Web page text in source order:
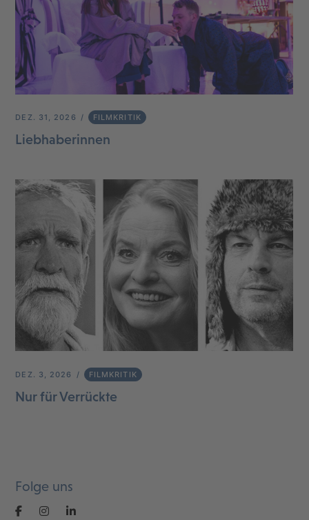
DEZ. 31, 2026 FILMKRITIK
Liebhaberinnen
DEZ. 3, 2026 FILMKRITIK
Nur für Verrückte
Folge uns